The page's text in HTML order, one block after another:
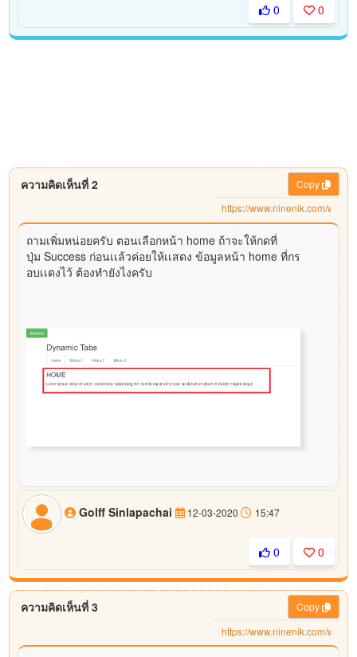
0 0
ความคิดเห็นที่ 2 Copy
ถามเพิ่มหน่อยครับ ตอนเลือกหน้า home ถ้าจะให้กดที่
ปุ่ม Success ก่อนเเล้วค่อยให้เเสดง ข้อมูลหน้า home ที่กร
อบเเดงไว้ ต้องทำยังไงครับ
Golff Sinlapachai 12-03-2020 15:47
0 0
ความคิดเห็นที่ 3 Copy